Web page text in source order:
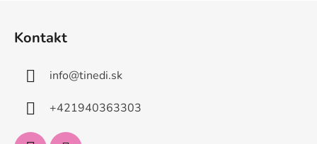
Kontakt
info@tinedi.sk
+421940363303